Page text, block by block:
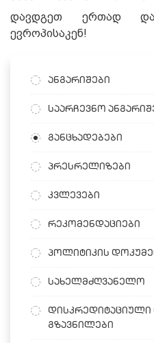
დავდგეთ ერთად და
ევროპისაკენ!
ანგარიშები
საარჩევნო
განცხადებები
პრესრელიზები
კვლევები
რეკომენდაციები
პოლიტიკის
სახელმძღვანელო
გზავნილები